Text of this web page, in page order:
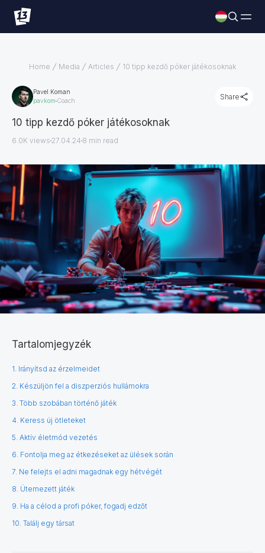
Home Media Articles 10 tipp kezdő póker játékosoknak
Pavel Koman
pavkom Coach Share
10 tipp kezdő póker játékosoknak
6.0K views 27.04.24 8 min read
Tartalomjegyzék
1. Irányítsd az érzelmeidet
2. Készüljön fel a diszperziós hullámokra
3. Több szobában történő játék
4. Keress új ötleteket
5. Aktív életmód vezetés
6. Fontolja meg az étkezéseket az ülések során
7. Ne felejts el adni magadnak egy hétvégét
8. Ütemezett játék
9. Ha a célod a profi póker, fogadj edzőt
10. Találj egy társat